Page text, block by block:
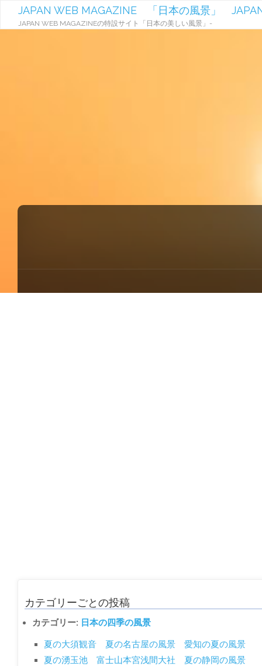
JAPAN WEB MAGAZINE 「日本の風景」
JAPAN WEB MAGAZINEの特設サイト「日本の美しい風景」-
カテゴリーごとの投稿
カテゴリー: 日本の四季の風景
夏の大須観音 夏の名古屋の風景 愛知の夏の風景
夏の湧玉池 富士山本宮浅間大社 夏の静岡の風景